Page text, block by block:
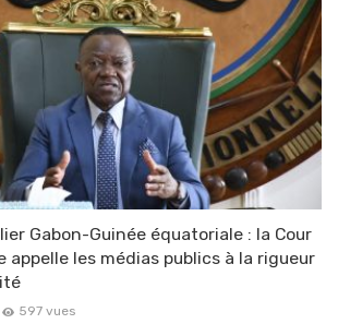
Gabon-Guinée équatoriale : la Cour
les médias publics à la rigueur
597 vues